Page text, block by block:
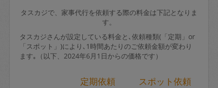
タスカジで、家事代行を依頼する際の料金は下記となりま
す。
タスカジさんが設定している料金と､依頼種類(「定期」or
「スポット」)により､1時間あたりのご依頼金額が変わり
ます｡（以下、2024年6月1日からの価格です）
定期依頼 スポット依頼